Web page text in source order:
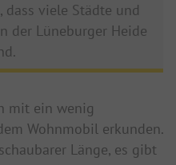
dass viele Städte und
der Lüneburger Heide
mit ein wenig
Wohnmobil erkunden.
Länge, es gibt